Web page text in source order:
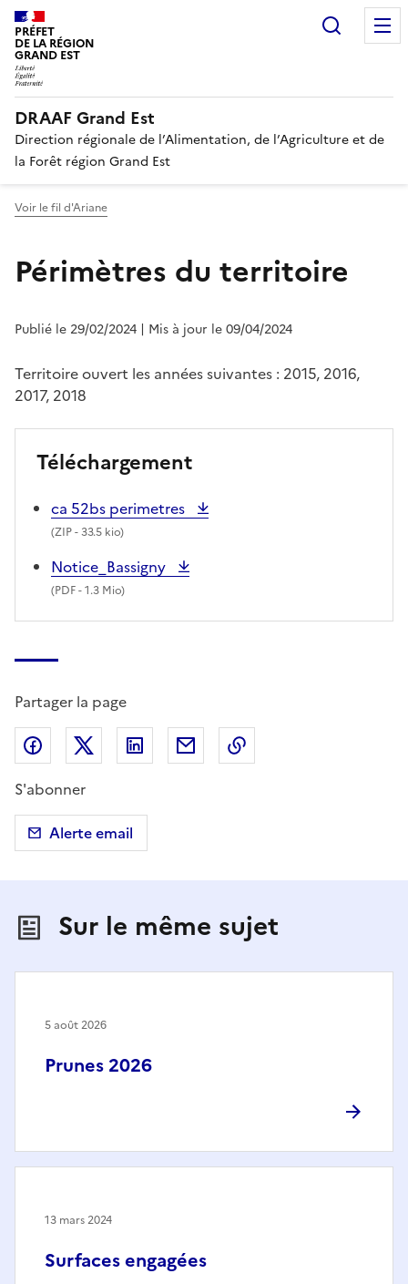
PRÉFET
DE LA RÉGION
GRAND EST
DRAAF Grand Est
Direction régionale de l’Alimentation, de l’Agriculture et de
la Forêt région Grand Est
Voir le fil d'Ariane
Périmètres du territoire
Publié le 29/02/2024 | Mis à jour le 09/04/2024
Territoire ouvert les années suivantes : 2015, 2016,
2017, 2018
Téléchargement
ca 52bs perimetres
(ZIP- 33.5 kio)
Notice_Bassigny
(PDF- 1.3 Mio)
Partager la page
Partager sur Facebook
Partager sur X (anciennement Twitter)
Partager sur LinkedIn
Partager par email
S'abonner
Alerte email
Sur le même sujet
Prunes 2026
5 août 2026
Surfaces engagées
13 mars 2024